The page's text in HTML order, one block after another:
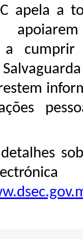
apela a
a